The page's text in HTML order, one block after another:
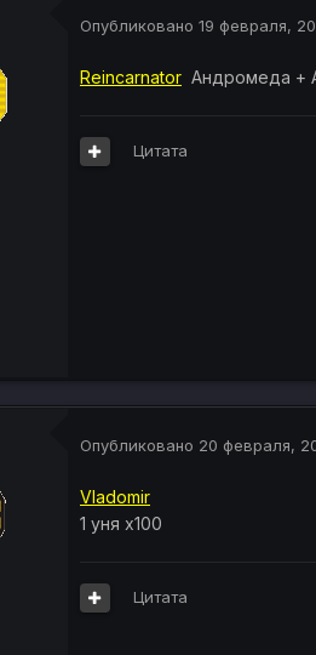
Опубликовано 19 февраля,
Reincarnator Андромеда +
Цитата
Опубликовано 20 февраля,
Vladomir
1 уня х100
Цитата